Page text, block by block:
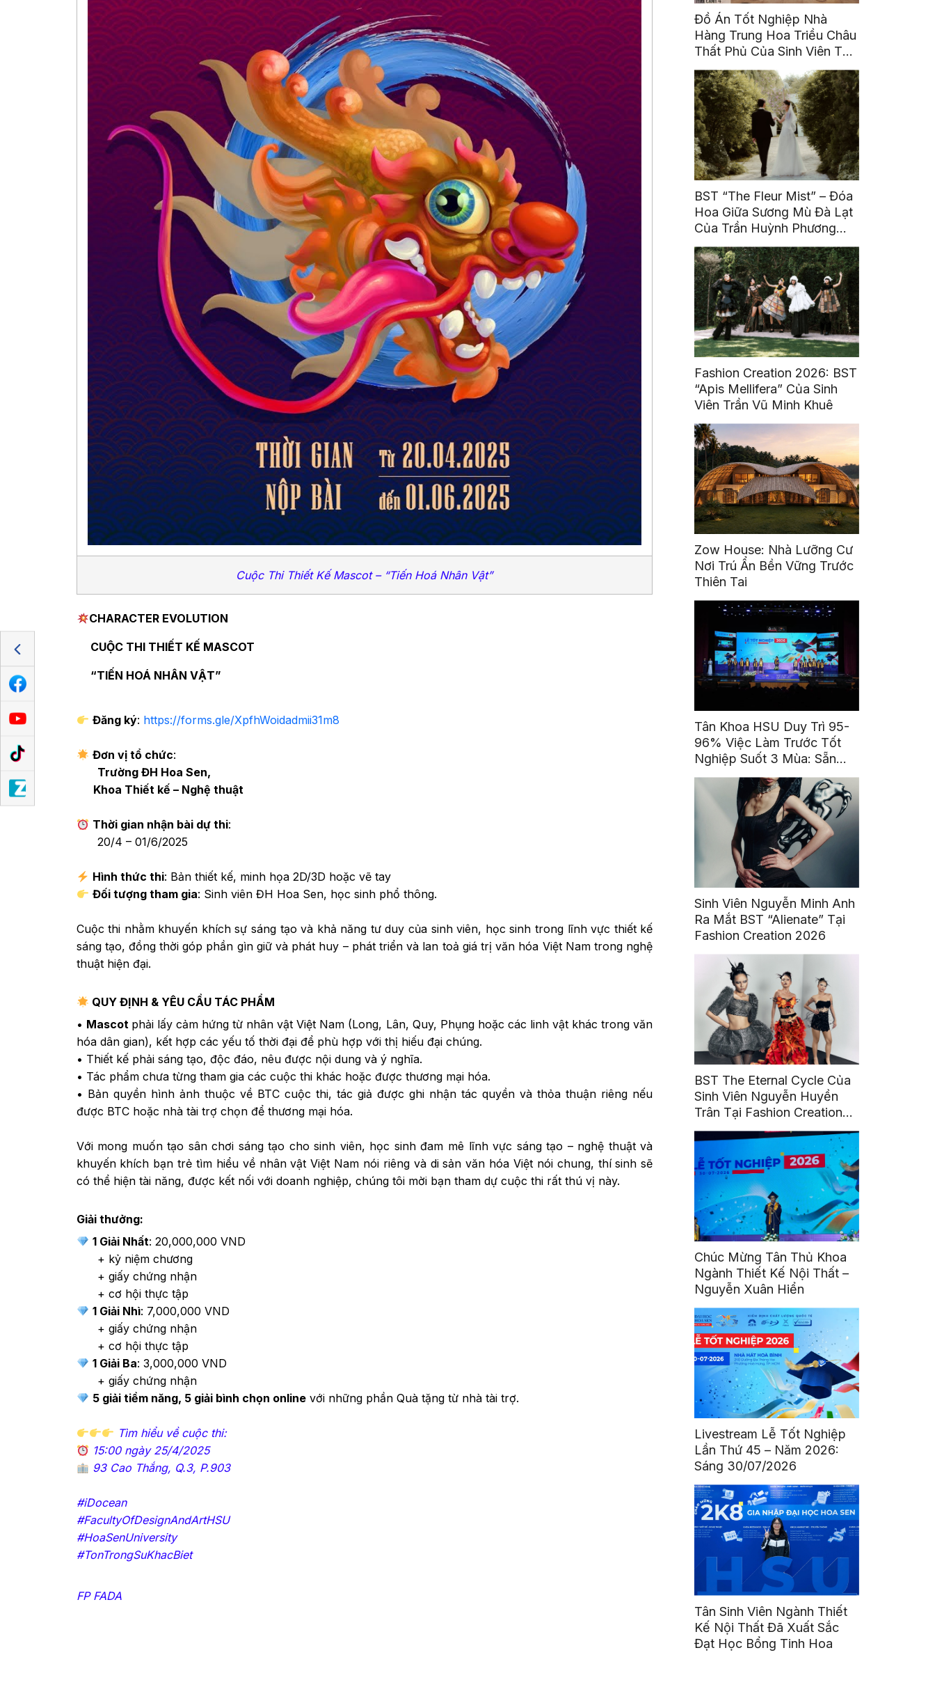
Cuộc Thi Thiết Kế Mascot – “Tiến Hoá Nhân Vật”
CHARACTER EVOLUTION
CUỘC THI THIẾT KẾ MASCOT
“TIẾN HOÁ NHÂN VẬT”
Đăng ký: https://forms.gle/XpfhWoidadmii31m8
Đơn vị tổ chức:
Trường ĐH Hoa Sen,
Khoa Thiết kế – Nghệ thuật
Thời gian nhận bài dự thi:
20/4 – 01/6/2025
Hình thức thi: Bản thiết kế, minh họa 2D/3D hoặc vẽ tay
Đối tượng tham gia: Sinh viên ĐH Hoa Sen, học sinh phổ thông.
Cuộc thi nhằm khuyến khích sự sáng tạo và khả năng tư duy của sinh viên, học sinh trong lĩnh vực thiết kế
sáng tạo, đồng thời góp phần gìn giữ và phát huy – phát triển và lan toả giá trị văn hóa Việt Nam trong nghệ
thuật hiện đại.
QUY ĐỊNH & YÊU CẦU TÁC PHẨM
• Mascot phải lấy cảm hứng từ nhân vật Việt Nam (Long, Lân, Quy, Phụng hoặc các linh vật khác trong văn
hóa dân gian), kết hợp các yếu tố thời đại để phù hợp với thị hiếu đại chúng.
• Thiết kế phải sáng tạo, độc đáo, nêu được nội dung và ý nghĩa.
• Tác phẩm chưa từng tham gia các cuộc thi khác hoặc được thương mại hóa.
• Bản quyền hình ảnh thuộc về BTC cuộc thi, tác giả được ghi nhận tác quyền và thỏa thuận riêng nếu
được BTC hoặc nhà tài trợ chọn để thương mại hóa.
Với mong muốn tạo sân chơi sáng tạo cho sinh viên, học sinh đam mê lĩnh vực sáng tạo – nghệ thuật và
khuyến khích bạn trẻ tìm hiểu về nhân vật Việt Nam nói riêng và di sản văn hóa Việt nói chung, thí sinh sẽ
có thể hiện tài năng, được kết nối với doanh nghiệp, chúng tôi mời bạn tham dự cuộc thi rất thú vị này.
Giải thưởng:
1 Giải Nhất: 20,000,000 VND
+ kỷ niệm chương
+ giấy chứng nhận
+ cơ hội thực tập
1 Giải Nhì: 7,000,000 VND
+ giấy chứng nhận
+ cơ hội thực tập
1 Giải Ba: 3,000,000 VND
+ giấy chứng nhận
5 giải tiềm năng, 5 giải bình chọn onlinevới những phần Quà tặng từ nhà tài trợ.
Tìm hiểu về cuộc thi:
15:00 ngày 25/4/2025
93 Cao Thắng, Q.3, P.903
#iDocean
#FacultyOfDesignAndArtHSU
#HoaSenUniversity
#TonTrongSuKhacBiet
FP FADA
Đồ Án Tốt Nghiệp Nhà
Hàng Trung Hoa Triều Châu
Thất Phủ Của Sinh Viên Tô
Ái Tinh
BST “The Fleur Mist” – Đóa
Hoa Giữa Sương Mù Đà Lạt
Của Trần Huỳnh Phương
Uyên
Fashion Creation 2026: BST
“Apis Mellifera” Của Sinh
Viên Trần Vũ Minh Khuê
Zow House: Nhà Lưỡng Cư
Nơi Trú Ẩn Bền Vững Trước
Thiên Tai
Tân Khoa HSU Duy Trì 95-
96% Việc Làm Trước Tốt
Nghiệp Suốt 3 Mùa: Sẵn
Sàng Trở Thành Những Cái
Tên Được Tin Cậy
Sinh Viên Nguyễn Minh Anh
Ra Mắt BST “Alienate” Tại
Fashion Creation 2026
BST The Eternal Cycle Của
Sinh Viên Nguyễn Huyền
Trân Tại Fashion Creation
2026
Chúc Mừng Tân Thủ Khoa
Ngành Thiết Kế Nội Thất –
Nguyễn Xuân Hiển
Livestream Lễ Tốt Nghiệp
Lần Thứ 45 – Năm 2026:
Sáng 30/07/2026
Tân Sinh Viên Ngành Thiết
Kế Nội Thất Đã Xuất Sắc
Đạt Học Bổng Tinh Hoa